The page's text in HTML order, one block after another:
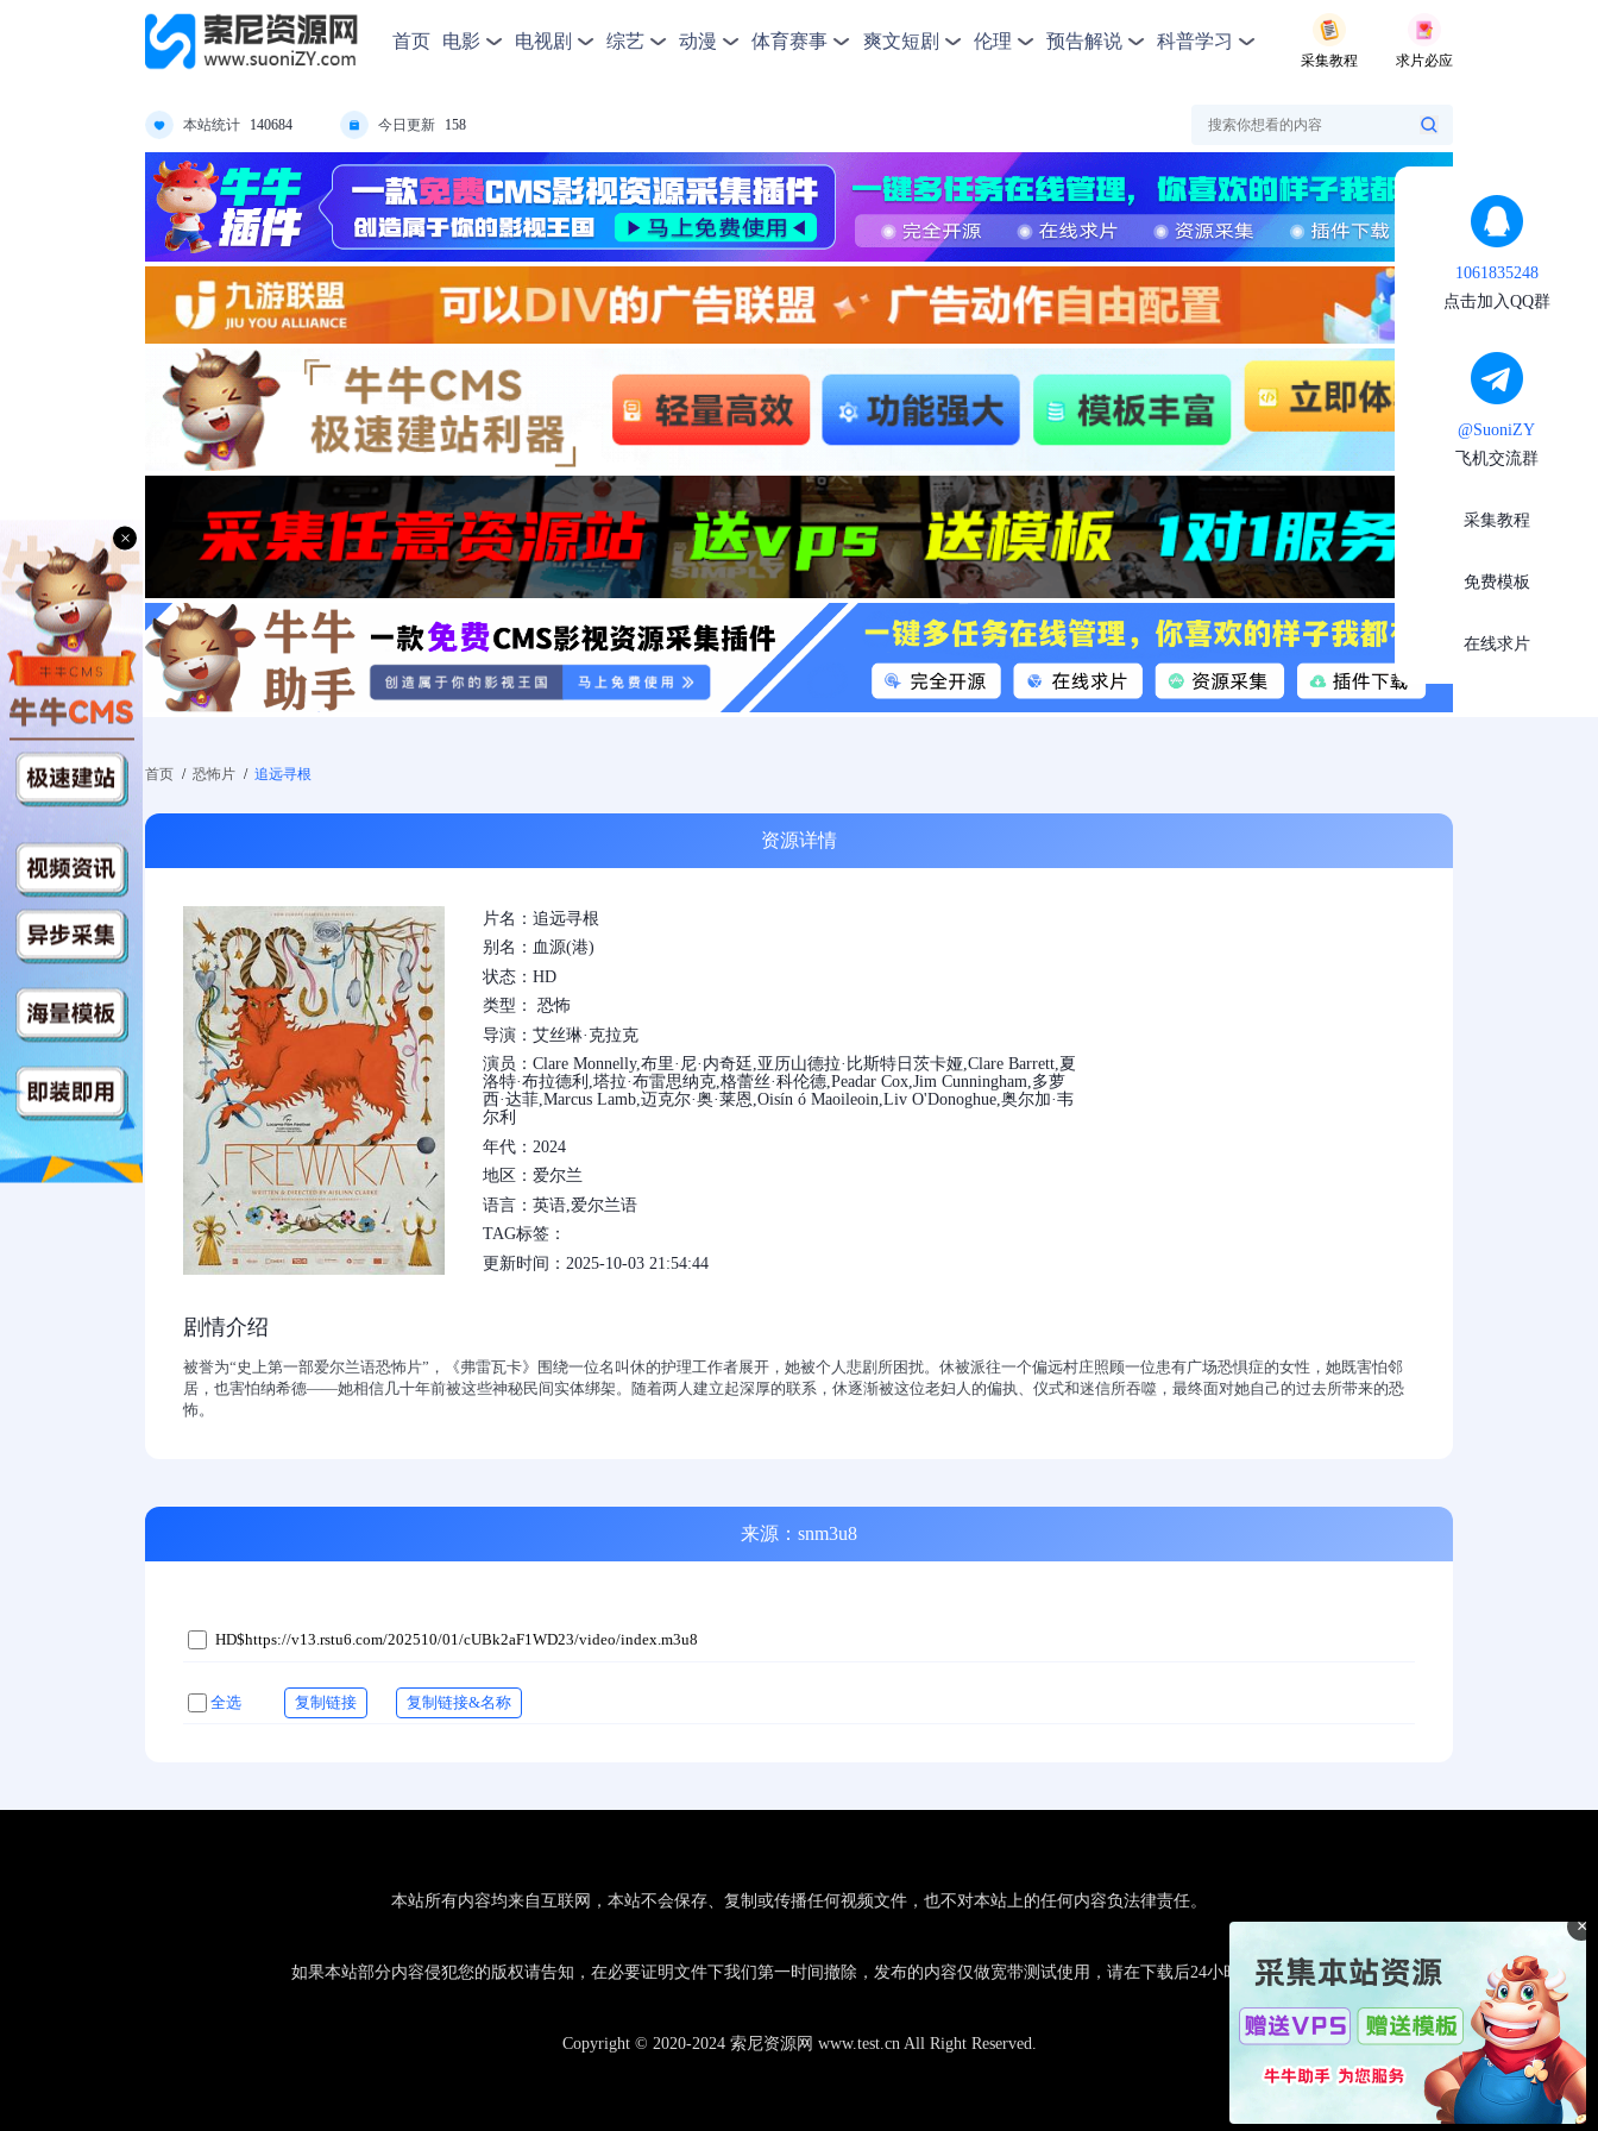
首页 电影 电视剧 综艺 动漫 体育赛事 爽文短剧 伦理 预告解说 科普学习
采集教程 求片必应
本站统计 140684 今日更新 158
首页 / 恐怖片 / 追远寻根
资源详情
片名：追远寻根
别名：血源(港)
状态：HD
类型： 恐怖
导演：艾丝琳·克拉克
演员：Clare Monnelly,布里·尼·内奇廷,亚历山德拉·比斯特日茨卡娅,Clare Barrett,夏
洛特·布拉德利,塔拉·布雷思纳克,格蕾丝·科伦德,Peadar Cox,Jim Cunningham,多萝
西·达菲,Marcus Lamb,迈克尔·奥·莱恩,Oisín ó Maoileoin,Liv O'Donoghue,奥尔加·韦
尔利
年代：2024
地区：爱尔兰
语言：英语,爱尔兰语
TAG标签：
更新时间：2025-10-03 21:54:44
剧情介绍
被誉为“史上第一部爱尔兰语恐怖片”，《弗雷瓦卡》围绕一位名叫休的护理工作者展开，她被个人悲剧所困扰。休被派往一个偏远村庄照顾一位患有广场恐惧症的女性，她既害怕邻
居，也害怕纳希德——她相信几十年前被这些神秘民间实体绑架。随着两人建立起深厚的联系，休逐渐被这位老妇人的偏执、仪式和迷信所吞噬，最终面对她自己的过去所带来的恐
怖。
来源：snm3u8
HD$https://v13.rstu6.com/202510/01/cUBk2aF1WD23/video/index.m3u8
全选 复制链接 复制链接&名称
1061835248
点击加入QQ群
@SuoniZY
飞机交流群
采集教程
免费模板
在线求片
本站所有内容均来自互联网，本站不会保存、复制或传播任何视频文件，也不对本站上的任何内容负法律责任。
如果本站部分内容侵犯您的版权请告知，在必要证明文件下我们第一时间撤除，发布的内容仅做宽带测试使用，请在下载后24小时内删除。
Copyright © 2020-2024 索尼资源网 www.test.cn All Right Reserved.
×
×